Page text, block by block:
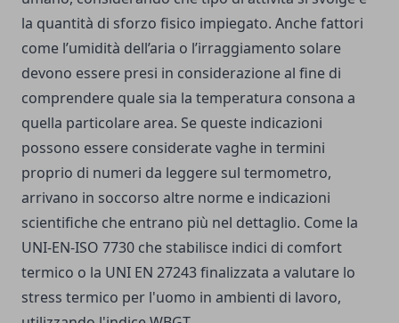
la quantità di sforzo fisico impiegato. Anche fattori
come l’umidità dell’aria o l’irraggiamento solare
devono essere presi in considerazione al fine di
comprendere quale sia la temperatura consona a
quella particolare area. Se queste indicazioni
possono essere considerate vaghe in termini
proprio di numeri da leggere sul termometro,
arrivano in soccorso altre norme e indicazioni
scientifiche che entrano più nel dettaglio. Come la
UNI-EN-ISO 7730 che stabilisce indici di comfort
termico o la UNI EN 27243 finalizzata a valutare lo
stress termico per l'uomo in ambienti di lavoro,